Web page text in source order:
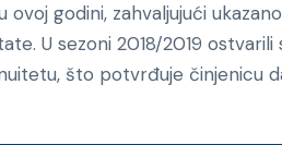
ovoj godini, zahvaljujući
U sezoni 2018/2019
što potvrđuje činjenicu